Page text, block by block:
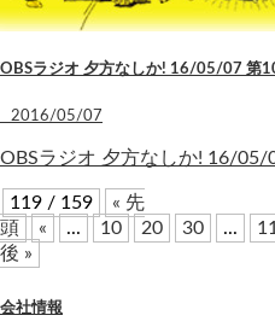
OBSラジオ 夕方なしか! 16/05/07 第
2016/05/07
OBSラジオ 夕方なしか! 16/05/
119 / 159
« 先
頭
« ... 10 20 30 ...
後 »
会社情報